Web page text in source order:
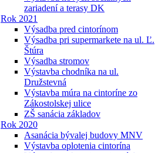
zariadení a terasy DK
Rok 2021
Výsadba pred cintorínom
Výsadba pri supermarkete na ul. Ľ.
Štúra
Výsadba stromov
Výstavba chodníka na ul.
Družstevná
Výstavba múra na cintoríne zo
Zákostolskej ulice
ZŠ sanácia základov
Rok 2020
Asanácia bývalej budovy MNV
Výstavba oplotenia cintorína